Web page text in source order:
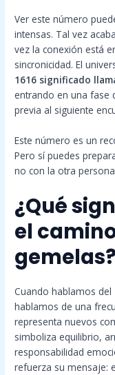
Ver este número
intensas. Tal vez
vez la conexión está
sincronicidad. El
1616 significado
entrando en una fase
previa al siguiente
Este número es un
Pero sí puedes
no con la otra
¿Qué
el
gemelas?
Cuando hablamos del
hablamos de una
representa nuevos
simboliza equilibrio,
responsabilidad
refuerza su mensaje: